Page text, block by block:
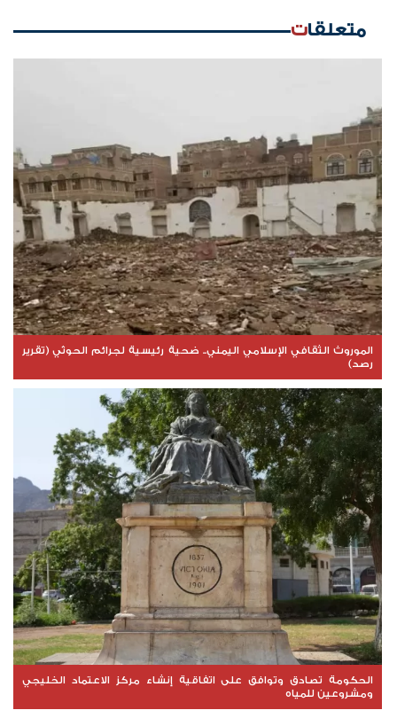
متعلقات
الموروث الثقافي الإسلامي اليمني.. ضحية رئيسية لجرائم الحوثي (تقرير
رصد)
الحكومة تصادق وتوافق على اتفاقية إنشاء مركز الاعتماد الخليجي
ومشروعين للمياه